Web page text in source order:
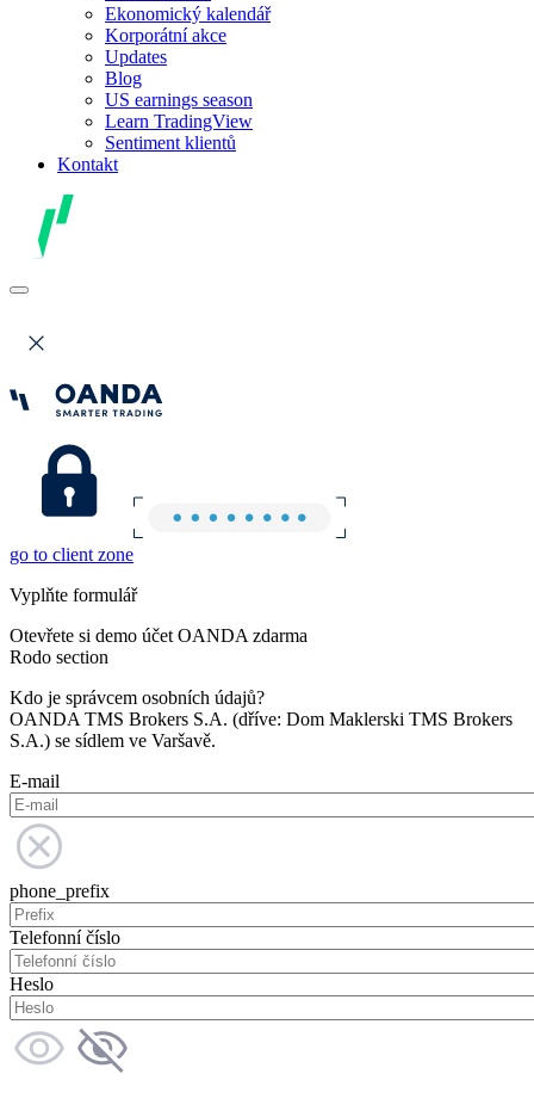
Ekonomický kalendář
Korporátní akce
Updates
Blog
US earnings season
Learn TradingView
Sentiment klientů
Kontakt
go to client zone
Vyplňte formulář
Otevřete si demo účet OANDA zdarma
Rodo section
Kdo je správcem osobních údajů?
OANDA TMS Brokers S.A. (dříve: Dom Maklerski TMS Brokers
S.A.) se sídlem ve Varšavě.
E-mail
phone_prefix
Telefonní číslo
Heslo